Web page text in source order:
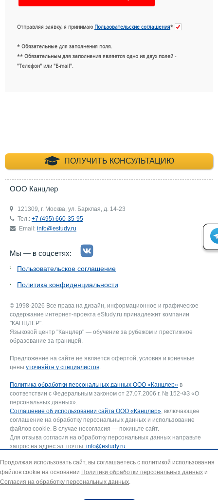
Отправляя заявку, я принимаю Пользовательские соглашения*
* Обязательные для заполнения поля.
** Обязательным для заполнения является одно из двух полей -
"Телефон" или "E-mail".
ПОЛУЧИТЬ КОНСУЛЬТАЦИЮ
+7 (495) 660-35-
ООО Канцлер
121309, г. Москва, ул. Барклая, д. 14-23
Тел.: +7 (495) 660-35-95
Email: info@estudy.ru
Мы — в соцсетях:
Пользовательское соглашение
Политика конфиденциальности
© 1998-2026 Все права на дизайн, информационное и графическое
содержание интернет-проекта eStudy.ru принадлежит компании
"КАНЦЛЕР".
Языковой центр "Канцлер" — обучение за рубежом и престижное
образование за границей.
Предложение на сайте не является офертой, условия и конечные
цены уточняйте у специалистов.
Политика обработки персональных данных ООО «Канцлер» в
соответствии с Федеральным законом от 27.07.2006 г. № 152-ФЗ «О
персональных данных».
Соглашение об использовании сайта ООО «Канцлер», включающее
соглашение на обработку персональных данных и использование
файлов cookie. В случае несогласия — покиньте сайт.
Для отзыва согласия на обработку персональных данных направьте
запрос на адрес эл. почты: info@estudy.ru.
Продолжая использовать сайт, вы соглашаетесь с политикой использования
файлов cookie на основании Политики обработки персональных данных и
Согласия на обработку персональных данных.